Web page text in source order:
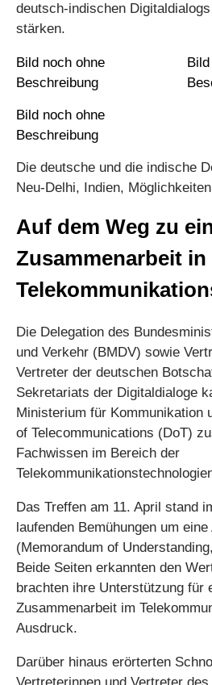
deutsch-indischen
stärken.
Die deutsche und die indische
Neu-Delhi, Indien,
Auf dem Weg zu
Zusammenarbeit in
Die Delegation des
und Verkehr (BMDV) sowie
Vertreter der deutschen
Sekretariats der Digitaldialoge
Ministerium für Kommunikation
of Telecommunications (DoT)
Fachwissen im Bereich der
Das Treffen am 11. April stand
laufenden Bemühungen um
(Memorandum of
Beide Seiten erkannten den
brachten ihre Unterstützung für
Zusammenarbeit im
Ausdruck.
Darüber hinaus erörterten